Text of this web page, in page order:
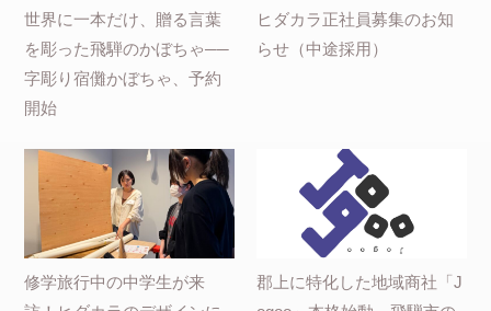
世界に一本だけ、贈る言葉
を彫った飛騨のかぼちゃ──
字彫り宿儺かぼちゃ、予約
開始
ヒダカラ正社員募集のお知
らせ（中途採用）
修学旅行中の中学生が来
郡上に特化した地域商社「J